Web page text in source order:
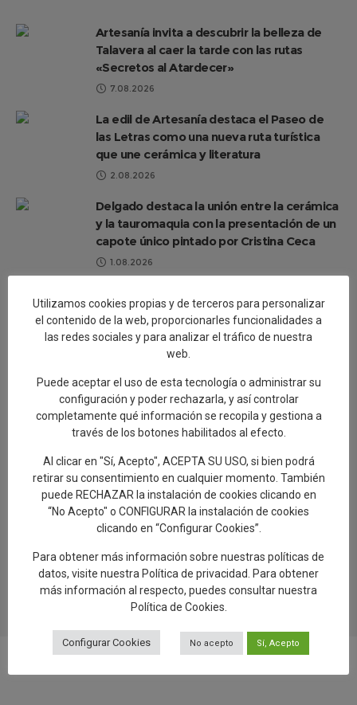
Artesanía invita a descubrir la belleza de
Talavera al caer la tarde con las rutas
«Secretos al Atardecer»
7.08.2026
La edil de Artesanía destaca el Paseo de
las Letras como una nueva ruta turística
que une cerámica y literatura
2.08.2026
Delgado destaca la unión entre la cerámica
y la tauromaquia con la presentación de un
capote único pintado por Cristina Ceca
1.08.2026
murales cerámicos con obras literarias que
hacen referencia a Talavera
Talavera de la Reina, a New Paradigm
29.07.2026
Éxito de participación en la segunda ruta
26.07.2026
Artesanía avanza “El Viaje del Barro.
Regreso a Los Alfares», una muestra sobre
el proceso de creación de la cerámica
talaverana
24.07.2026
Utilizamos cookies propias y de terceros para personalizar
el contenido de la web, proporcionarles funcionalidades a
las redes sociales y para analizar el tráfico de nuestra
web.
Puede aceptar el uso de esta tecnología o administrar su
configuración y poder rechazarla, y así controlar
completamente qué información se recopila y gestiona a
través de los botones habilitados al efecto.
Al clicar en "Sí, Acepto", ACEPTA SU USO, si bien podrá
retirar su consentimiento en cualquier momento. También
puede RECHAZAR la instalación de cookies clicando en
“No Acepto" o CONFIGURAR la instalación de cookies
clicando en “Configurar Cookies”.
Para obtener más información sobre nuestras políticas de
datos, visite nuestra Política de privacidad
. Para obtener
más información al respecto, puedes consultar nuestra
Política de Cookies
Configurar Cookies No acepto Sí, Acepto